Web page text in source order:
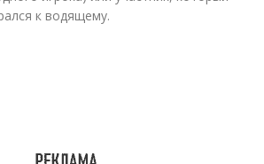
к водящему.